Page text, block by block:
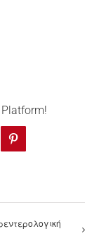
Platform!
Pinterest